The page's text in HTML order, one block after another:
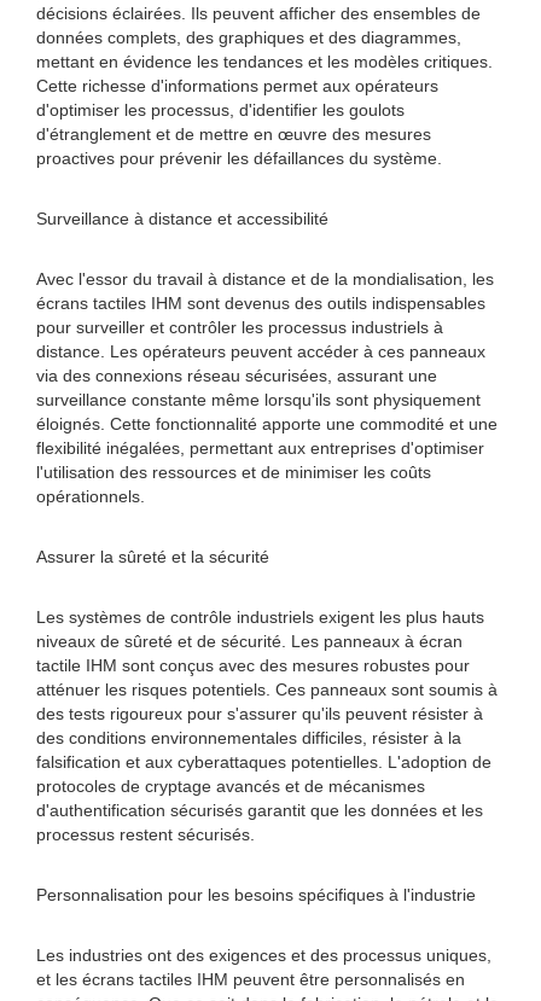
décisions éclairées. Ils peuvent afficher des ensembles de
données complets, des graphiques et des diagrammes,
mettant en évidence les tendances et les modèles critiques.
Cette richesse d'informations permet aux opérateurs
d'optimiser les processus, d'identifier les goulots
d'étranglement et de mettre en œuvre des mesures
proactives pour prévenir les défaillances du système.
Surveillance à distance et accessibilité
Avec l'essor du travail à distance et de la mondialisation, les
écrans tactiles IHM sont devenus des outils indispensables
pour surveiller et contrôler les processus industriels à
distance. Les opérateurs peuvent accéder à ces panneaux
via des connexions réseau sécurisées, assurant une
surveillance constante même lorsqu'ils sont physiquement
éloignés. Cette fonctionnalité apporte une commodité et une
flexibilité inégalées, permettant aux entreprises d'optimiser
l'utilisation des ressources et de minimiser les coûts
opérationnels.
Assurer la sûreté et la sécurité
Les systèmes de contrôle industriels exigent les plus hauts
niveaux de sûreté et de sécurité. Les panneaux à écran
tactile IHM sont conçus avec des mesures robustes pour
atténuer les risques potentiels. Ces panneaux sont soumis à
des tests rigoureux pour s'assurer qu'ils peuvent résister à
des conditions environnementales difficiles, résister à la
falsification et aux cyberattaques potentielles. L'adoption de
protocoles de cryptage avancés et de mécanismes
d'authentification sécurisés garantit que les données et les
processus restent sécurisés.
Personnalisation pour les besoins spécifiques à l'industrie
Les industries ont des exigences et des processus uniques,
et les écrans tactiles IHM peuvent être personnalisés en